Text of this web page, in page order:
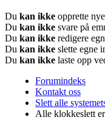
Du kan ikke opprette
Du kan ikke svare på
Du kan ikke redigere
Du kan ikke slette egne
Du kan ikke laste opp
Forumindeks
Kontakt oss
Slett alle
Alle klokkeslett er